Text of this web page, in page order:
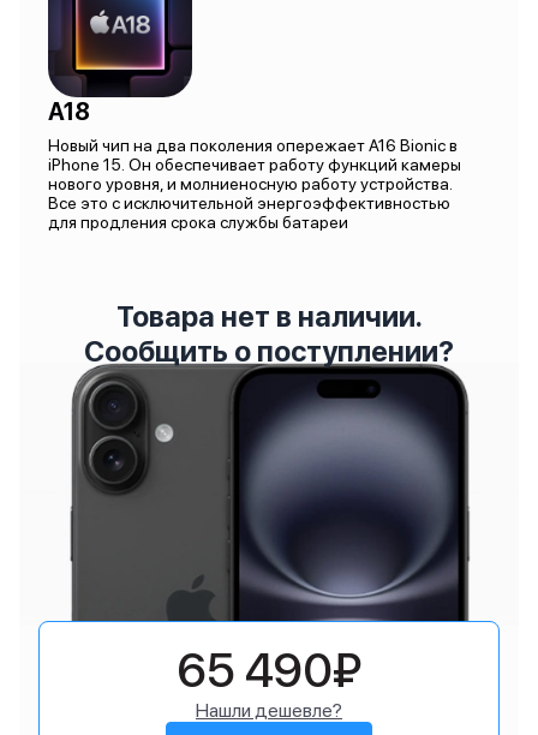
A18
Новый чип на два поколения опережает A16 Bionic в
iPhone 15. Он обеспечивает работу функций камеры
нового уровня, и молниеносную работу устройства.
Все это с исключительной энергоэффективностью
для продления срока службы батареи
Товара нет в наличии.
Сообщить о поступлении?
65 490₽
Нашли дешевле?